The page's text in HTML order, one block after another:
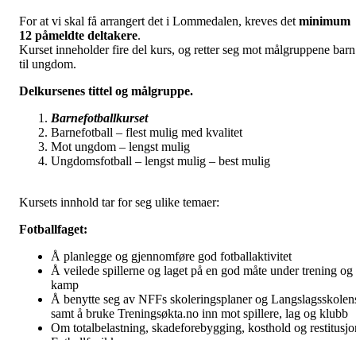
For at vi skal få arrangert det i Lommedalen, kreves det minimum
12 påmeldte deltakere.
Kurset inneholder fire del kurs, og retter seg mot målgruppene barn
til ungdom.
Delkursenes tittel og målgruppe.
Barnefotballkurset
Barnefotball – flest mulig med kvalitet
Mot ungdom – lengst mulig
Ungdomsfotball – lengst mulig – best mulig
Kursets innhold tar for seg ulike temaer:
Fotballfaget:
Å planlegge og gjennomføre god fotballaktivitet
Å veilede spillerne og laget på en god måte under trening og
kamp
Å benytte seg av NFFs skoleringsplaner og
samt å bruke Treningsøkta.no inn mot spillere, lag og klubb
Om totalbelastning, skadeforebygging, kosthold og